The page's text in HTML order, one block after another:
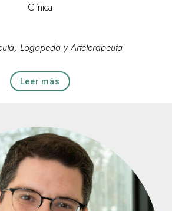
Clínica
Logopeda y Arteterapeuta
Leer más